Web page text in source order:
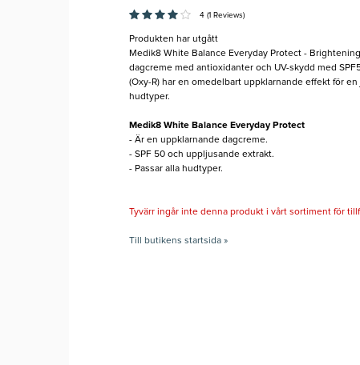
4 (1 Reviews)
Produkten har utgått
Medik8 White Balance Everyday Protect -
dagcreme med antioxidanter och UV-skydd med
(Oxy-R) har en omedelbart uppklarnande effekt för
hudtyper.
Medik8 White Balance Everyday Protect
- Är en uppklarnande dagcreme.
- SPF 50 och uppljusande extrakt.
- Passar alla hudtyper.
Tyvärr ingår inte denna produkt i vårt sortiment för
Till butikens startsida »